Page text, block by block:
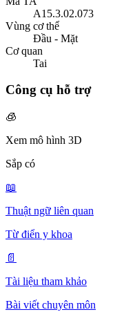
A15.3.02.073
Vùng cơ thể
Đầu - Mặt
Cơ quan
Tai
Công cụ hỗ trợ
🧊
Xem mô hình 3D
Sắp có
📖
Thuật ngữ liên quan
Từ điển y khoa
📄
Tài liệu tham khảo
Bài viết chuyên môn